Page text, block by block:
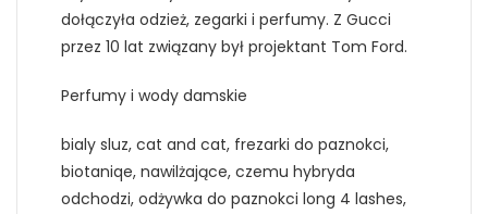
dołączyła odzież, zegarki i perfumy. Z Gucci
przez 10 lat związany był projektant Tom Ford.
Perfumy i wody damskie
bialy sluz, cat and cat, frezarki do paznokci,
biotaniqe, nawilżające, czemu hybryda
odchodzi, odżywka do paznokci long 4 lashes,